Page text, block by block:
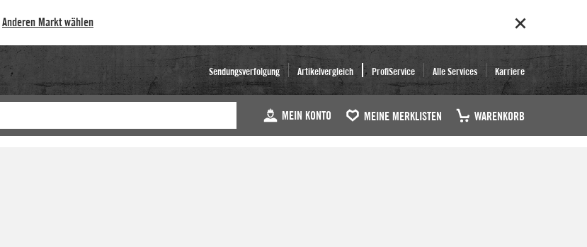
Anderen Markt wählen
Sendungsverfolgung Artikelvergleich ProfiService Alle Services Karriere
MEIN KONTO MEINE MERKLISTEN WARENKORB